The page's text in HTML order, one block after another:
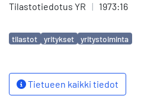
Tilastotiedotus YR | 1973:16
Avainsanat
tilastot yritykset yritystoiminta
Tietueen kaikki tiedot